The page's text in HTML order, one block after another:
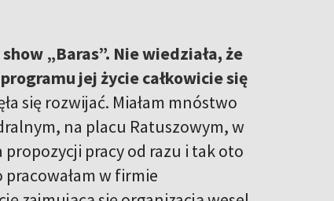
„Baras”. Nie wiedziała, że
jej życie całkowicie się
się rozwijać. Miałam mnóstwo
na placu Ratuszowym, w
pracy od razu i tak oto
pracowałam w firmie